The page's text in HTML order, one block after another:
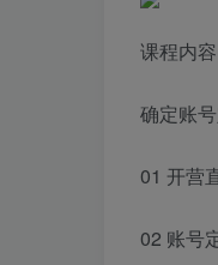
课程内容
确定账
01 开营
02 账号